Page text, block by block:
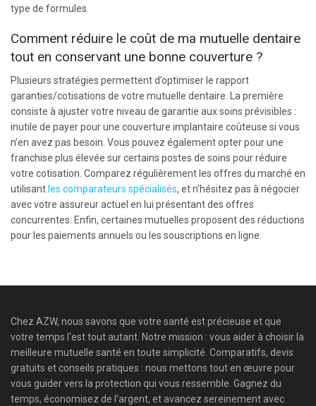
type de formules.
Comment réduire le coût de ma mutuelle dentaire
tout en conservant une bonne couverture ?
Plusieurs stratégies permettent d’optimiser le rapport
garanties/cotisations de votre mutuelle dentaire. La première
consiste à ajuster votre niveau de garantie aux soins prévisibles :
inutile de payer pour une couverture implantaire coûteuse si vous
n’en avez pas besoin. Vous pouvez également opter pour une
franchise plus élevée sur certains postes de soins pour réduire
votre cotisation. Comparez régulièrement les offres du marché en
utilisant les comparateurs spécialisés, et n’hésitez pas à négocier
avec votre assureur actuel en lui présentant des offres
concurrentes. Enfin, certaines mutuelles proposent des réductions
pour les paiements annuels ou les souscriptions en ligne.
Chez AZW, nous savons que votre santé est précieuse et que
votre temps l'est tout autant. Notre mission : vous aider à choisir la
meilleure mutuelle santé en toute simplicité. Comparatifs, devis
gratuits et conseils pratiques : nous mettons tout en œuvre pour
vous guider vers la protection qui vous ressemble. Gagnez du
temps, économisez de l’argent, et avancez sereinement avec